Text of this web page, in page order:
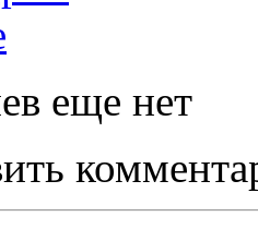
еще нет